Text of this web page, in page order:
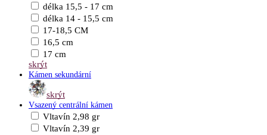
délka 15,5 - 17 cm
délka 14 - 15,5 cm
17-18,5 CM
16,5 cm
17 cm
skrýt
Kámen sekundární
skrýt
Vsazený centrální kámen
Vltavín 2,98 gr
Vltavín 2,39 gr